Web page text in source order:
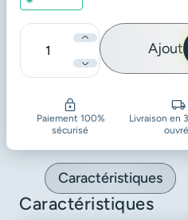
Quantité
Paiement 100%
sécurisé
Livraison en
Caractéristiques
Caractéristiques